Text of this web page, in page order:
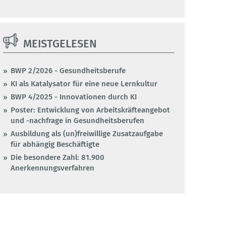
MEISTGELESEN
BWP 2/2026 - Gesundheitsberufe
KI als Katalysator für eine neue Lernkultur
BWP 4/2025 - Innovationen durch KI
Poster: Entwicklung von Arbeitskräfteangebot
und -nachfrage in Gesundheitsberufen
Ausbildung als (un)freiwillige Zusatzaufgabe
für abhängig Beschäftigte
Die besondere Zahl: 81.900
Anerkennungsverfahren